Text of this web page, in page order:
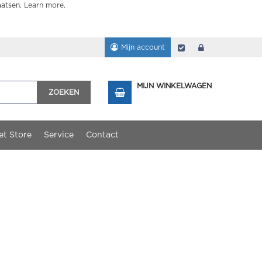
Learn more.
Mijn account Afrekenen
ZOEKEN
MIJN WINKELWAGEN
Store Service Contact